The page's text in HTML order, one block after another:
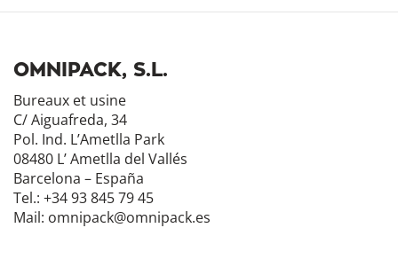
OMNIPACK, S.L.
Bureaux et usine
C/ Aiguafreda, 34
Pol. Ind. L’Ametlla Park
08480 L’ Ametlla del Vallés
Barcelona – España
Tel.: +34 93 845 79 45
Mail: omnipack@omnipack.es